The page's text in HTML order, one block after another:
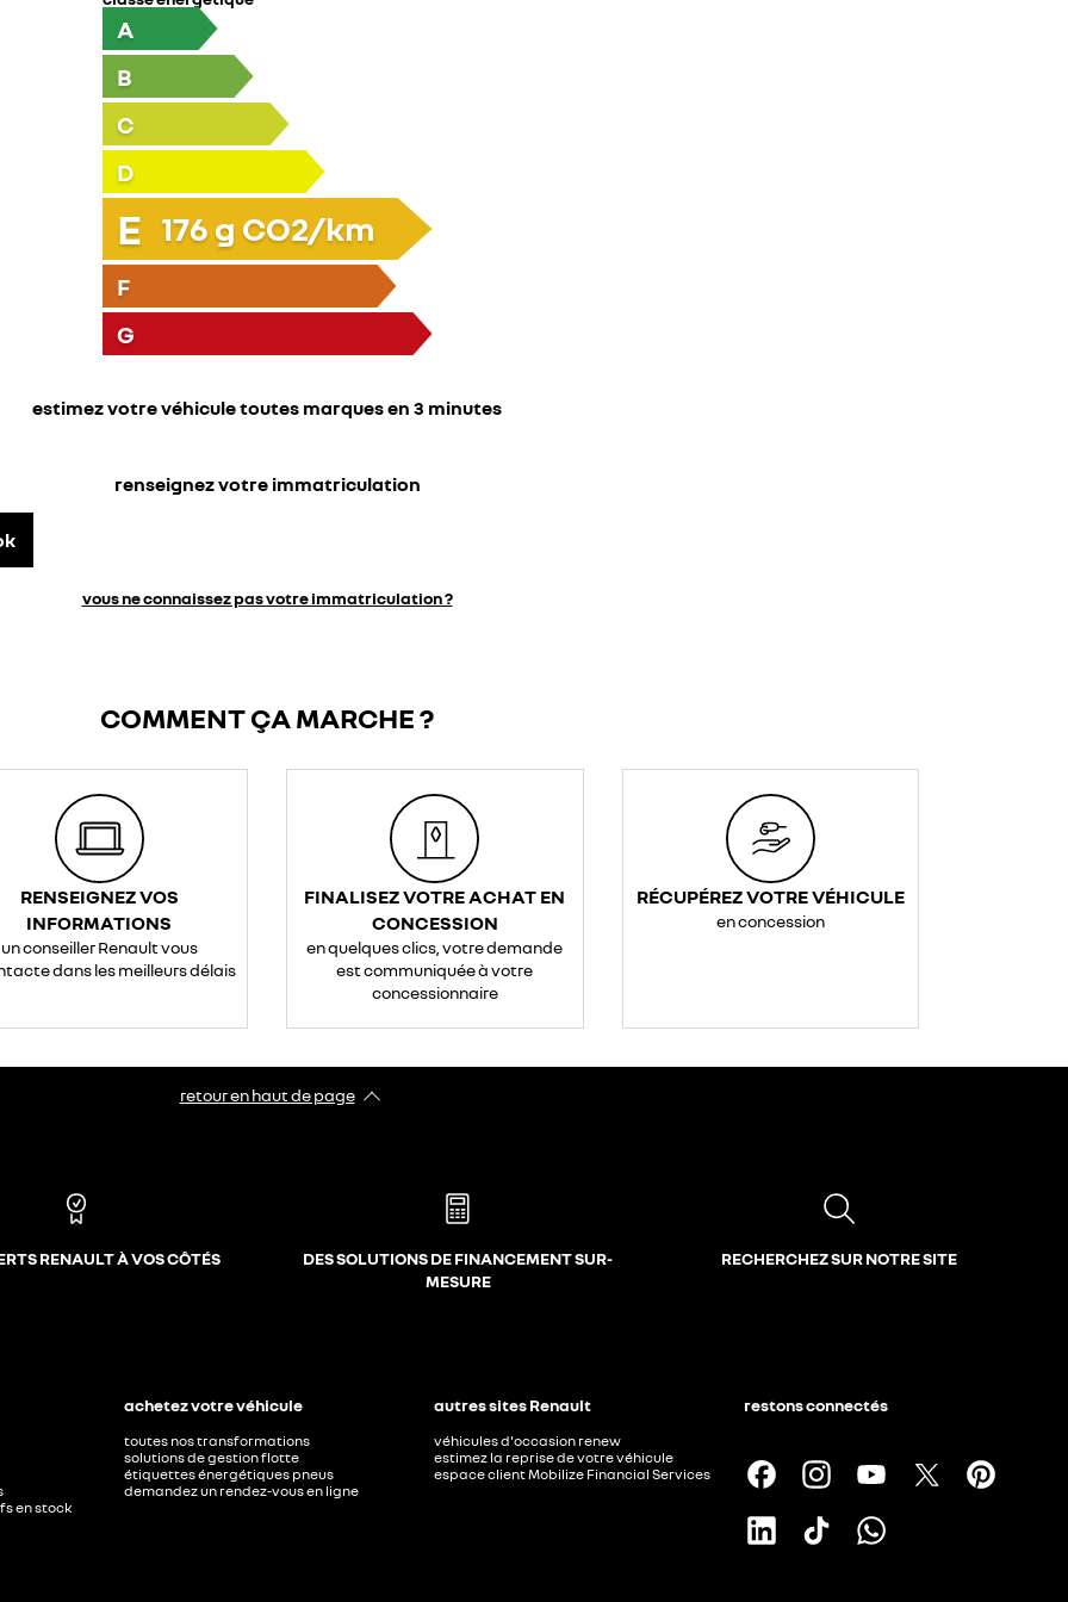
A
B
C
D
E 176 g CO2/km
F
G
estimez votre véhicule toutes marques en 3 minutes
renseignez votre immatriculation
vous ne connaissez pas votre immatriculation ?
COMMENT ÇA MARCHE ?
RENSEIGNEZ VOS
INFORMATIONS
un conseiller Renault vous
dans les meilleurs délais
FINALISEZ VOTRE ACHAT EN
CONCESSION
en quelques clics, votre demande
est communiquée à votre
concessionnaire
RÉCUPÉREZ VOTRE VÉHICULE
en concession
retour en haut de page​
RENAULT À VOS CÔTÉS
DES SOLUTIONS DE FINANCEMENT SUR-
MESURE
RECHERCHEZ SUR NOTRE SITE
en stock
achetez votre véhicule
toutes nos transformations
solutions de gestion flotte
étiquettes énergétiques pneus
demandez un rendez-vous en ligne
autres sites Renault
véhicules d'occasion renew
estimez la reprise de votre véhicule
espace client Mobilize Financial Services
restons connectés